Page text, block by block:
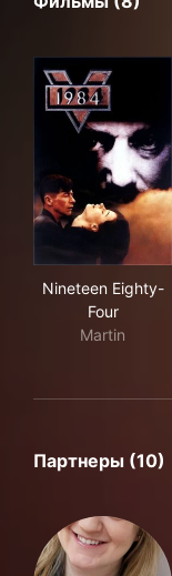
Nineteen Eighty-
Four
Martin
Партнеры (10)